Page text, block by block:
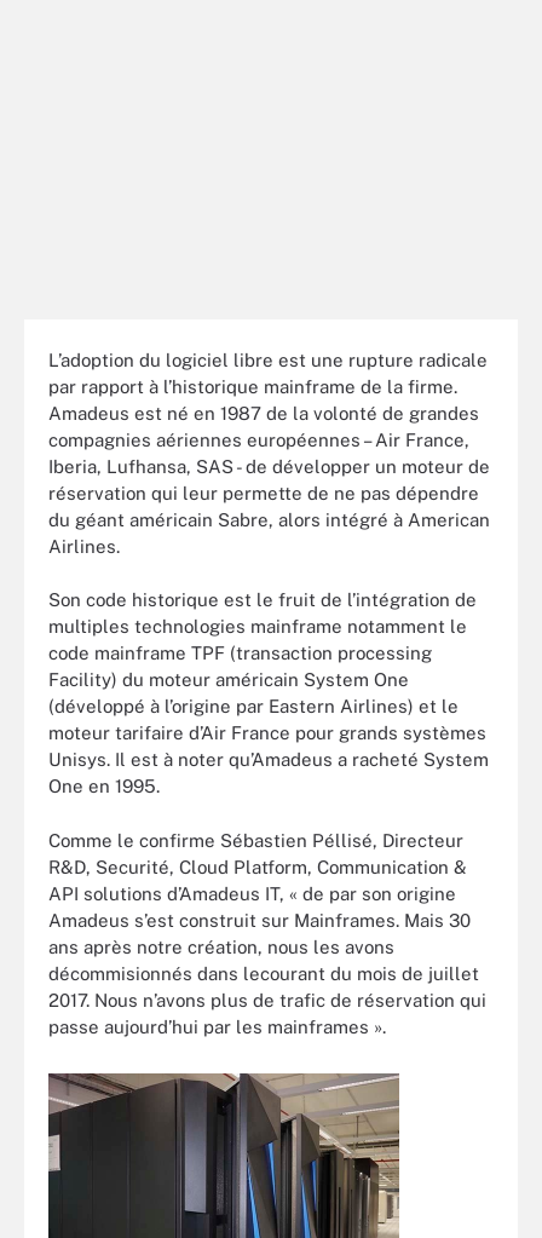
L’adoption du logiciel libre est une rupture radicale
par rapport à l’historique mainframe de la firme.
Amadeus est né en 1987 de la volonté de grandes
compagnies aériennes européennes – Air France,
Iberia, Lufhansa, SAS - de développer un moteur de
réservation qui leur permette de ne pas dépendre
du géant américain Sabre, alors intégré à American
Airlines.
Son code historique est le fruit de l’intégration de
multiples technologies mainframe notamment le
code mainframe TPF (transaction processing
Facility) du moteur américain System One
(développé à l’origine par Eastern Airlines) et le
moteur tarifaire d’Air France pour grands systèmes
Unisys. Il est à noter qu’Amadeus a racheté System
One en 1995.
Comme le confirme Sébastien Péllisé, Directeur
R&D, Securité, Cloud Platform, Communication &
API solutions d’Amadeus IT, « de par son origine
Amadeus s’est construit sur Mainframes. Mais 30
ans après notre création, nous les avons
décommisionnés dans lecourant du mois de juillet
2017. Nous n’avons plus de trafic de réservation qui
passe aujourd’hui par les mainframes ».